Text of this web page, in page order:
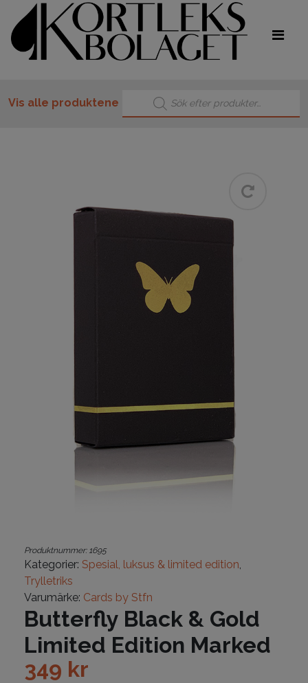
Vis alle produktene
Products search
Produktnummer: 1695
Kategorier: Spesial, luksus & limited edition,
Trylletriks
Varumärke: Cards by Stfn
Butterfly Black & Gold
Limited Edition Marked
349 kr